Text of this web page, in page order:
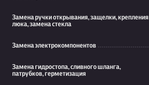
Замена ручки открывания, защелки, крепления
люка, замена стекла
Замена электрокомпонентов
Замена гидростопа, сливного шланга,
патрубков, герметизация